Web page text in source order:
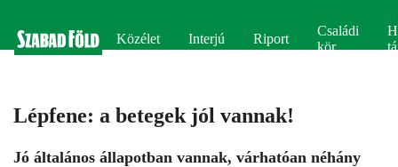
Közélet Interjú Riport
Családi
kör
Lépfene: a betegek jól vannak!
Jó általános állapotban vannak, várhatóan néhány